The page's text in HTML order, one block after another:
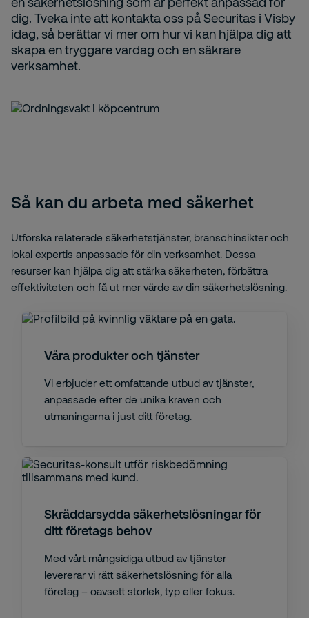
dig. Tveka inte att kontakta oss på Securitas i Visby
idag, så berättar vi mer om hur vi kan hjälpa dig att
skapa en tryggare vardag och en säkrare
verksamhet.
Så kan du arbeta med säkerhet
Utforska relaterade säkerhetstjänster, branschinsikter och
lokal expertis anpassade för din verksamhet. Dessa
resurser kan hjälpa dig att stärka säkerheten, förbättra
effektiviteten och få ut mer värde av din säkerhetslösning.
Våra produkter och tjänster
Vi erbjuder ett omfattande utbud av tjänster,
anpassade efter de unika kraven och
utmaningarna i just ditt företag.
Skräddarsydda säkerhetslösningar för
ditt företags behov
Med vårt mångsidiga utbud av tjänster
levererar vi rätt säkerhetslösning för alla
företag – oavsett storlek, typ eller fokus.